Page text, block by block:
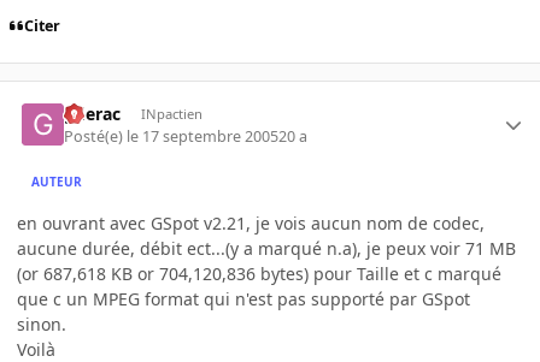
Citer
gderac INpactien
Posté(e) le 17 septembre 200520 a
AUTEUR
en ouvrant avec GSpot v2.21, je vois aucun nom de codec,
aucune durée, débit ect...(y a marqué n.a), je peux voir 71 MB
(or 687,618 KB or 704,120,836 bytes) pour Taille et c marqué
que c un MPEG format qui n'est pas supporté par GSpot
sinon.
Voilà